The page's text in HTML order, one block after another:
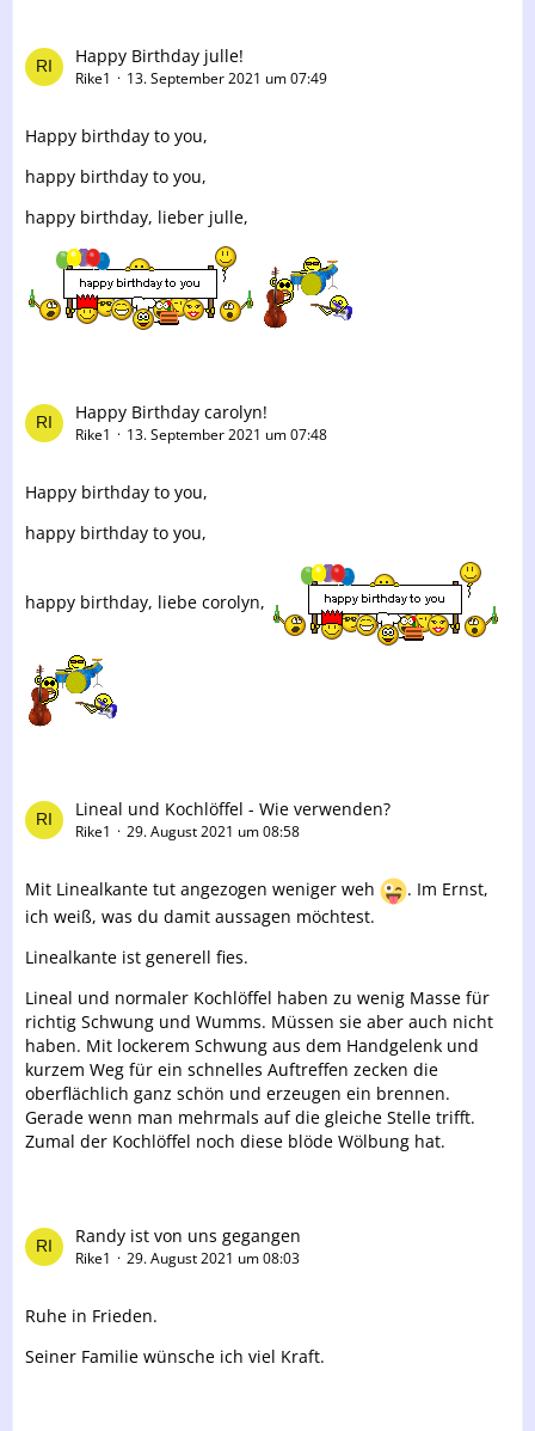
Happy Birthday julle!
Rike1 13. September 2021 um 07:49
Happy birthday to you,
happy birthday to you,
happy birthday, lieber julle,
Happy Birthday carolyn!
Rike1 13. September 2021 um 07:48
Happy birthday to you,
happy birthday to you,
happy birthday, liebe corolyn,
Lineal und Kochlöffel - Wie verwenden?
Rike1 29. August 2021 um 08:58
Mit Linealkante tut angezogen weniger weh
. Im Ernst,
ich weiß, was du damit aussagen möchtest.
Linealkante ist generell fies.
Lineal und normaler Kochlöffel haben zu wenig Masse für
richtig Schwung und Wumms. Müssen sie aber auch nicht
haben. Mit lockerem Schwung aus dem Handgelenk und
kurzem Weg für ein schnelles Auftreffen zecken die
oberflächlich ganz schön und erzeugen ein brennen.
Gerade wenn man mehrmals auf die gleiche Stelle trifft.
Zumal der Kochlöffel noch diese blöde Wölbung hat.
Randy ist von uns gegangen
Rike1 29. August 2021 um 08:03
Ruhe in Frieden.
Seiner Familie wünsche ich viel Kraft.